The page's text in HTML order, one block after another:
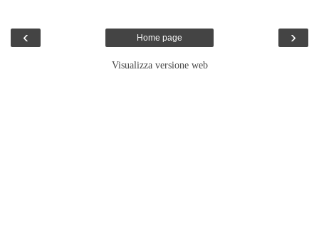
‹ ›
Home page
Visualizza versione web